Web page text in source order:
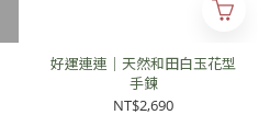
好運連連｜天然和田白玉花型
手鍊
NT$2,690